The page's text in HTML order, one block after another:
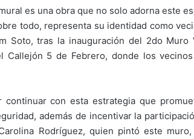
es una obra que no solo adorna este
todo, representa su identidad como
Soto, tras la inauguración del 2do Muro
Callejón 5 de Febrero, donde los
con esta estrategia que
además de incentivar la
Rodríguez, quien pintó este